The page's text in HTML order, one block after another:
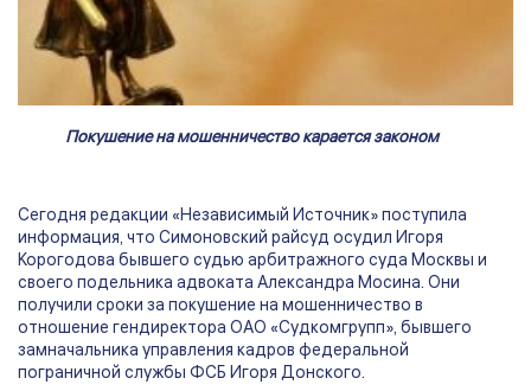
Покушение на мошенничество карается законом
Сегодня редакции «Независимый Источник» поступила
информация, что Симоновский райсуд осудил Игоря
Корогодова бывшего судью арбитражного суда Москвы и
своего подельника адвоката Александра Мосина. Они
получили сроки за покушение на мошенничество в
отношение гендиректора ОАО «Судкомгрупп», бывшего
замначальника управления кадров федеральной
пограничной службы ФСБ Игоря Донского.